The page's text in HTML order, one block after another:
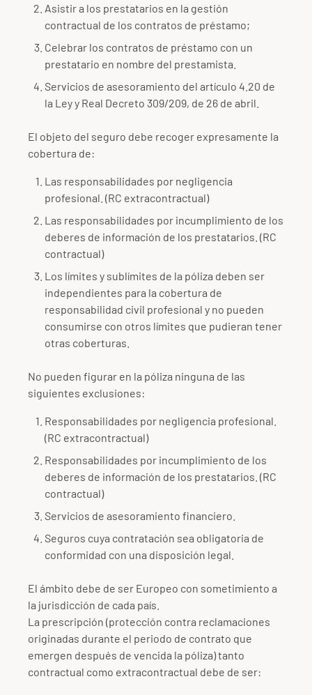
Asistir a los prestatarios en la gestión
contractual de los contratos de préstamo;
Celebrar los contratos de préstamo con un
prestatario en nombre del prestamista.
Servicios de asesoramiento del artículo 4.20 de
la Ley y Real Decreto 309/209, de 26 de abril.
El objeto del seguro debe recoger expresamente la
cobertura de:
Las responsabilidades por negligencia
profesional. (RC extracontractual)
Las responsabilidades por incumplimiento de los
deberes de información de los prestatarios. (RC
contractual)
Los límites y sublímites de la póliza deben ser
independientes para la cobertura de
responsabilidad civil profesional y no pueden
consumirse con otros límites que pudieran tener
otras coberturas.
No pueden figurar en la póliza ninguna de las
siguientes exclusiones:
Responsabilidades por negligencia profesional.
(RC extracontractual)
Responsabilidades por incumplimiento de los
deberes de información de los prestatarios. (RC
contractual)
Servicios de asesoramiento financiero.
Seguros cuya contratación sea obligatoria de
conformidad con una disposición legal.
El ámbito debe de ser Europeo con sometimiento a
la jurisdicción de cada país.
La prescripción (protección contra reclamaciones
originadas durante el periodo de contrato que
emergen después de vencida la póliza) tanto
contractual como extracontractual debe de ser: